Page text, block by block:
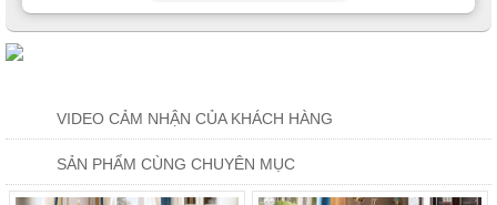
VIDEO CẢM NHẬN CỦA KHÁCH HÀNG
SẢN PHẨM CÙNG CHUYÊN MỤC